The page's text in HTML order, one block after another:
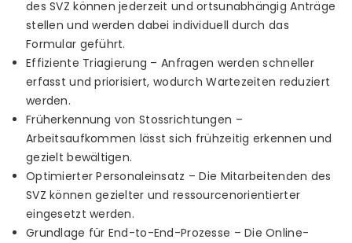
des SVZ können jederzeit und ortsunabhängig Anträge
stellen und werden dabei individuell durch das
Formular geführt.
Effiziente Triagierung – Anfragen werden schneller
erfasst und priorisiert, wodurch Wartezeiten reduziert
werden.
Früherkennung von Stossrichtungen –
Arbeitsaufkommen lässt sich frühzeitig erkennen und
gezielt bewältigen.
Optimierter Personaleinsatz – Die Mitarbeitenden des
SVZ können gezielter und ressourcenorientierter
eingesetzt werden.
Grundlage für End-to-End-Prozesse – Die Online-